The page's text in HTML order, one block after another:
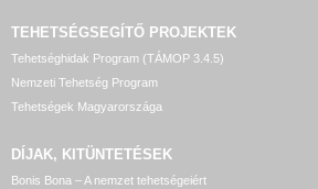
TEHETSÉGSEGÍTŐ PROJEKTEK
Tehetséghidak Program (TÁMOP 3.4.5)
Nemzeti Tehetség Program
Tehetségek Magyarországa
DÍJAK, KITÜNTETÉSEK
Bonis Bona – A nemzet tehetségeiért